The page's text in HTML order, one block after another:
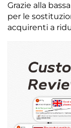
Grazie alla
per le
acquirenti a